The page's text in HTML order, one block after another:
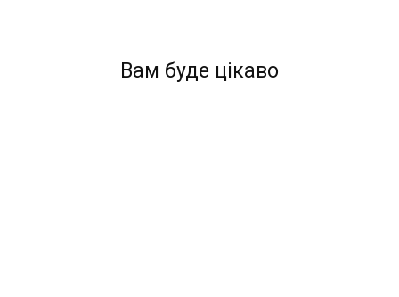
Вам буде цікаво